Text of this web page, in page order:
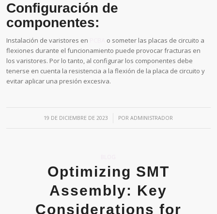
Configuración de
componentes:
Instalación de varistores en
o someter las placas de circuito a
flexiones durante el funcionamiento puede provocar fracturas en
los varistores. Por lo tanto, al configurar los componentes debe
tenerse en cuenta la resistencia a la flexión de la placa de circuito y
evitar aplicar una presión excesiva.
19 DE DICIEMBRE DE 2023
/ PORADMINISTRADOR
Optimizing SMT
Assembly: Key
Considerations for